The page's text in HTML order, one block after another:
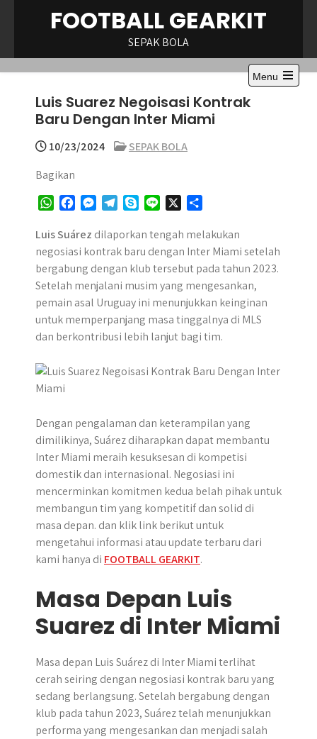
FOOTBALL GEARKIT
SEPAK BOLA
Menu
Open
Luis Suarez Negoisasi Kontrak
Baru Dengan Inter Miami
10/23/2024
SEPAK BOLA
Bagikan
W
a
t
s
A
c
e
b
o
s
s
e
n
g
r
l
e
g
r
m
y
p
e
n
e
a
r
e
Luis Suárez dilaporkan tengah melakukan
negosiasi kontrak baru dengan Inter Miami setelah
bergabung dengan klub tersebut pada tahun 2023.
Setelah menjalani musim yang mengesankan,
pemain asal Uruguay ini menunjukkan keinginan
untuk memperpanjang masa tinggalnya di MLS
dan berkontribusi lebih lanjut bagi tim.
Dengan pengalaman dan keterampilan yang
dimilikinya, Suárez diharapkan dapat membantu
Inter Miami meraih kesuksesan di kompetisi
domestik dan internasional. Negosiasi ini
mencerminkan komitmen kedua belah pihak untuk
membangun tim yang kompetitif dan solid di
masa depan. dan klik link berikut untuk
mengetahui informasi atau update terbaru dari
kami hanya di FOOTBALL GEARKIT.
Masa Depan Luis
Suarez di Inter Miami
Masa depan Luis Suárez di Inter Miami terlihat
cerah seiring dengan negosiasi kontrak baru yang
sedang berlangsung. Setelah bergabung dengan
klub pada tahun 2023, Suárez telah menunjukkan
performa yang mengesankan dan menjadi salah